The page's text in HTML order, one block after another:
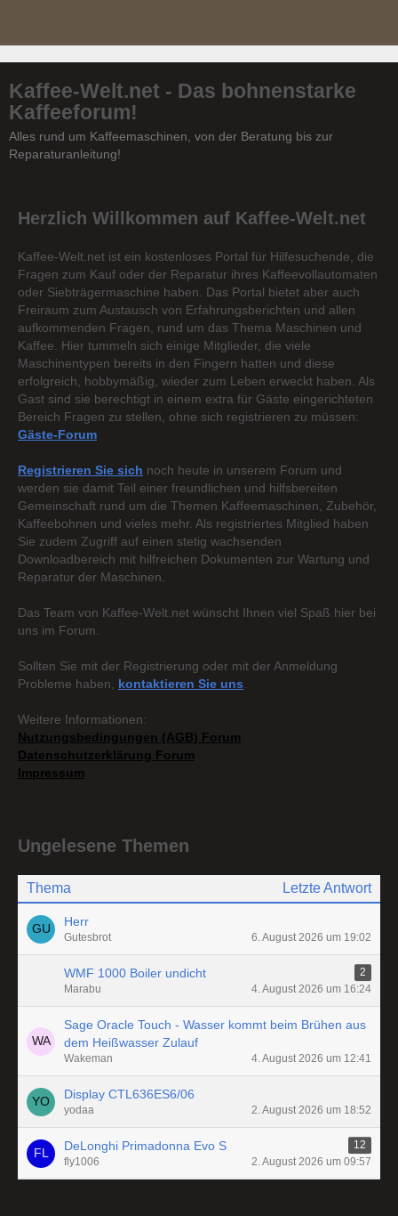
Kaffee-Welt.net - Das bohnenstarke
Kaffeeforum!
Alles rund um Kaffeemaschinen, von der Beratung bis zur
Reparaturanleitung!
Herzlich Willkommen auf Kaffee-Welt.net
Kaffee-Welt.net ist ein kostenloses Portal für Hilfesuchende, die
Fragen zum Kauf oder der Reparatur ihres Kaffeevollautomaten
oder Siebträgermaschine haben. Das Portal bietet aber auch
Freiraum zum Austausch von Erfahrungsberichten und allen
aufkommenden Fragen, rund um das Thema Maschinen und
Kaffee. Hier tummeln sich einige Mitglieder, die viele
Maschinentypen bereits in den Fingern hatten und diese
erfolgreich, hobbymäßig, wieder zum Leben erweckt haben. Als
Gast sind sie berechtigt in einem extra für Gäste eingerichteten
Bereich Fragen zu stellen, ohne sich registrieren zu müssen:
Gäste-Forum
Registrieren Sie sich noch heute in unserem Forum und
werden sie damit Teil einer freundlichen und hilfsbereiten
Gemeinschaft rund um die Themen Kaffeemaschinen, Zubehör,
Kaffeebohnen und vieles mehr. Als registriertes Mitglied haben
Sie zudem Zugriff auf einen stetig wachsenden
Downloadbereich mit hilfreichen Dokumenten zur Wartung und
Reparatur der Maschinen.
Das Team von Kaffee-Welt.net wünscht Ihnen viel Spaß hier bei
uns im Forum.
Sollten Sie mit der Registrierung oder mit der Anmeldung
Probleme haben, kontaktieren Sie uns
Weitere Informationen:
Nutzungsbedingungen (AGB) Forum
Datenschutzerklärung Forum
Impressum
Ungelesene Themen
Thema Letzte Antwort
Herr
Gutesbrot 6. August 2026 um 19:02
WMF 1000 Boiler undicht
2
Marabu
4. August 2026 um 16:24
Sage Oracle Touch - Wasser kommt beim Brühen aus
dem Heißwasser Zulauf
Wakeman 4. August 2026 um 12:41
Display CTL636ES6/06
yodaa 2. August 2026 um 18:52
DeLonghi Primadonna Evo S
12
fly1006
2. August 2026 um 09:57